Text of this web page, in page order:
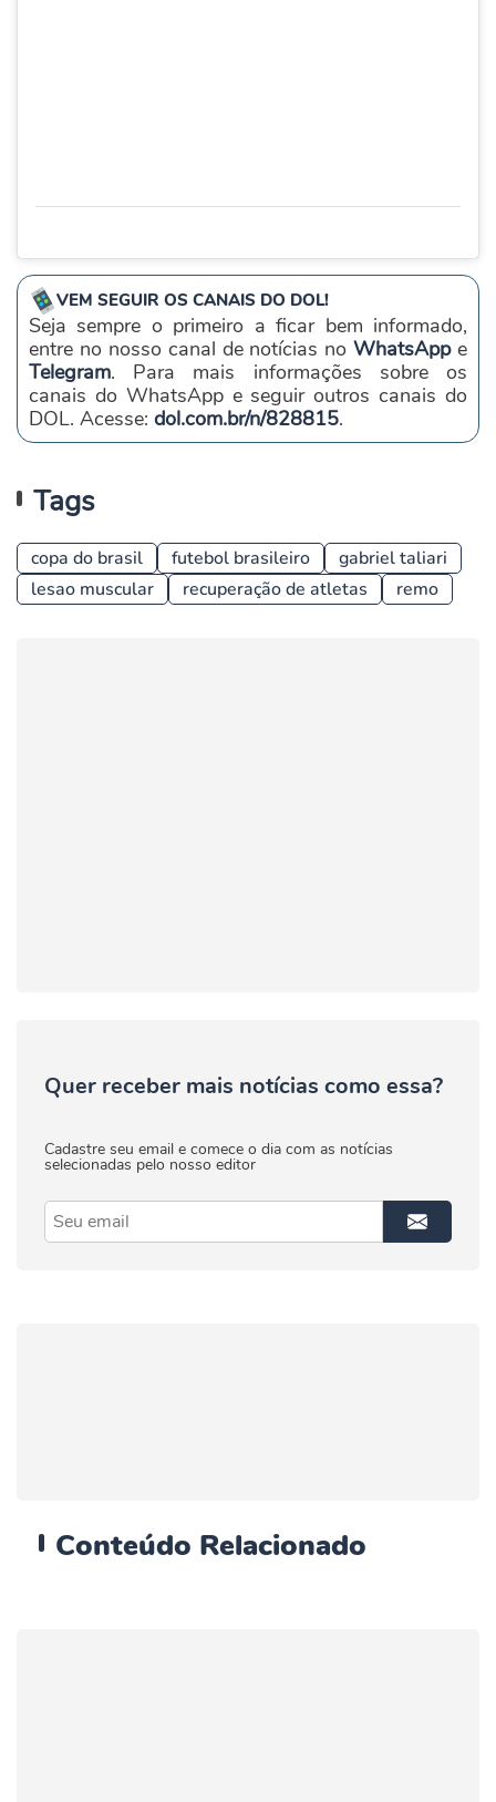
VEM SEGUIR OS CANAIS DO DOL!
Seja sempre o primeiro a ficar bem informado,
entre no nosso canal de notícias noWhatsAppe
Telegram. Para mais informações sobre os
canais do WhatsApp e seguir outros canais do
DOL. Acesse: dol.com.br/n/828815.
Tags
copa do brasil futebol brasileiro
gabriel taliari
lesao muscular
recuperação de atletas remo
Quer receber mais notícias como essa?
Cadastre seu email e comece o dia com as notícias
selecionadas pelo nosso editor
Conteúdo Relacionado